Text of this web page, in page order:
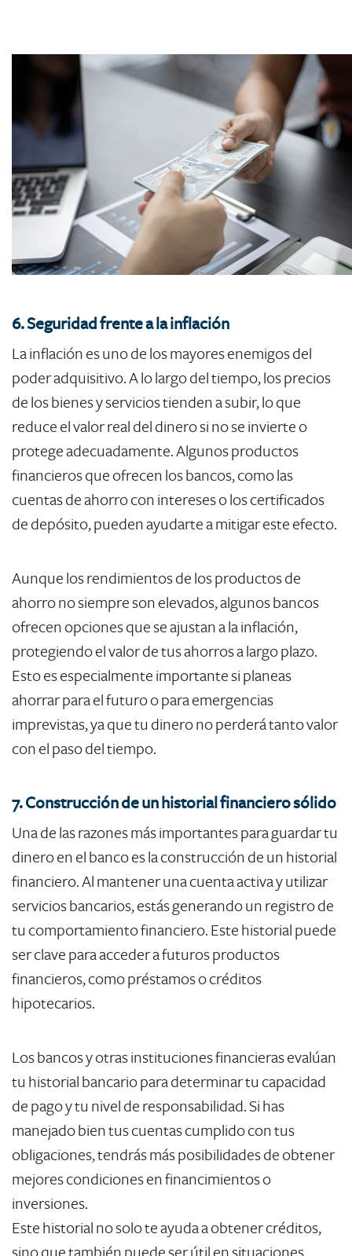
6. Seguridad frente a la inflación
La inflación es uno de los mayores enemigos del
poder adquisitivo. A lo largo del tiempo, los precios
de los bienes y servicios tienden a subir, lo que
reduce el valor real del dinero si no se invierte o
protege adecuadamente. Algunos productos
financieros que ofrecen los bancos, como las
cuentas de ahorro con intereses o los certificados
de depósito, pueden ayudarte a mitigar este efecto.
Aunque los rendimientos de los productos de
ahorro no siempre son elevados, algunos bancos
ofrecen opciones que se ajustan a la inflación,
protegiendo el valor de tus ahorros a largo plazo.
Esto es especialmente importante si planeas
ahorrar para el futuro o para emergencias
imprevistas, ya que tu dinero no perderá tanto valor
con el paso del tiempo.
​7. Construcción de un historial financiero sólido
Una de las razones más importantes para guardar tu
dinero en el banco es la construcción de un historial
financiero. Al mantener una cuenta activa y utilizar
servicios bancarios, estás generando un registro de
tu comportamiento financiero. Este historial puede
ser clave para acceder a futuros productos
financieros, como préstamos o créditos
hipotecarios.
Los bancos y otras instituciones financieras evalúan
tu historial bancario para determinar tu capacidad
de pago y tu nivel de responsabilidad. Si has
manejado bien tus cuentas cumplido con tus
obligaciones, tendrás más posibilidades de obtener
mejores condiciones en financimientos o
inversiones.
Este historial no solo te ayuda a obtener créditos,